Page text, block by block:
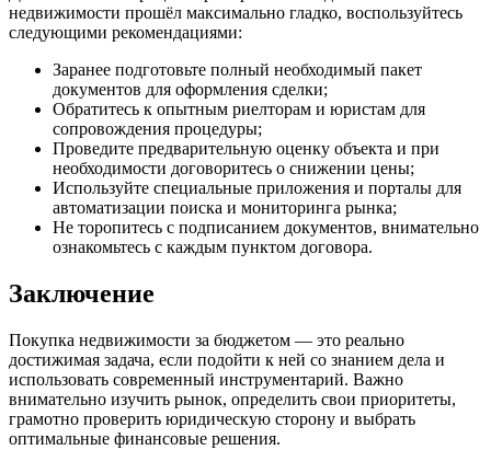
недвижимости прошёл максимально гладко, воспользуйтесь
следующими рекомендациями:
Заранее подготовьте полный необходимый пакет
документов для оформления сделки;
Обратитесь к опытным риелторам и юристам для
сопровождения процедуры;
Проведите предварительную оценку объекта и при
необходимости договоритесь о снижении цены;
Используйте специальные приложения и порталы для
автоматизации поиска и мониторинга рынка;
Не торопитесь с подписанием документов, внимательно
ознакомьтесь с каждым пунктом договора.
Заключение
Покупка недвижимости за бюджетом — это реально
достижимая задача, если подойти к ней со знанием дела и
использовать современный инструментарий. Важно
внимательно изучить рынок, определить свои приоритеты,
грамотно проверить юридическую сторону и выбрать
оптимальные финансовые решения.